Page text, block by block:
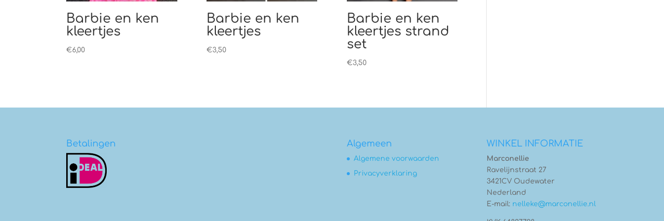
Barbie en ken
kleertjes
€6,00
Barbie en ken
kleertjes
€3,50
Barbie en ken
kleertjes strand
set
€3,50
Betalingen Algemeen
Algemene voorwaarden
Privacyverklaring
WINKEL INFORMATIE
Marconellie
Ravelijnstraat 27
3421CV Oudewater
Nederland
E-mail: nelleke@marconellie.nl